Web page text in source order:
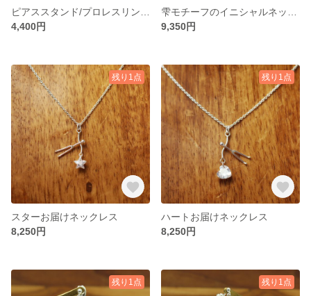
4,400円
9,350円
残り1点
スターお届けネックレス
8,250円
残り1点
ハートお届けネックレス
8,250円
残り1点 残り1点